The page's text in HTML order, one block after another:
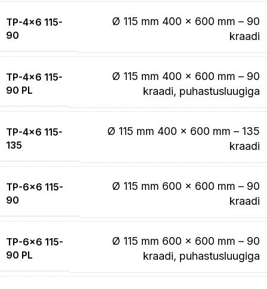
TP-4×6 115-
90
Ø 115 mm 400 x 600 mm – 90
kraadi
TP-4×6 115-
90 PL
Ø 115 mm 400 x 600 mm – 90
kraadi, puhastusluugiga
TP-4×6 115-
135
Ø 115 mm 400 x 600 mm – 135
kraadi
TP-6×6 115-
90
Ø 115 mm 600 x 600 mm – 90
kraadi
TP-6×6 115-
90 PL
Ø 115 mm 600 x 600 mm – 90
kraadi, puhastusluugiga